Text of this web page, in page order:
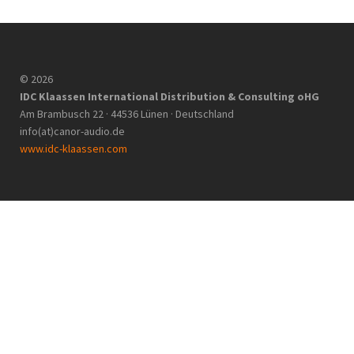
© 2026
IDC Klaassen International Distribution & Consulting oHG
Am Brambusch 22 · 44536 Lünen · Deutschland
info(at)canor-audio.de
www.idc-klaassen.com